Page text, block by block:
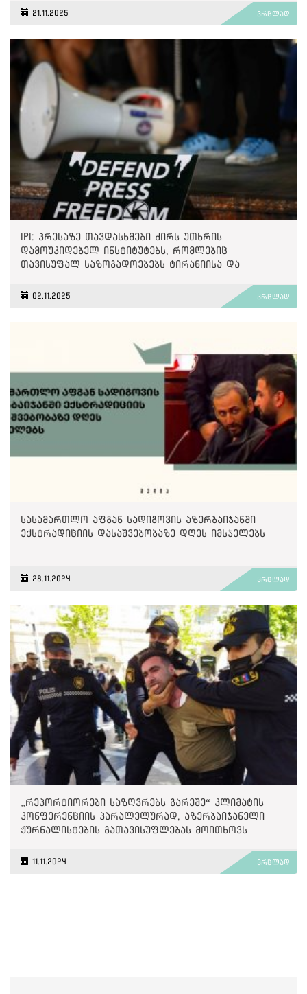
21.11.2025 ვრცლად
IPI: პრესაზე თავდასხმები ძირს უთხრის
დამოუკიდებელ ინსტიტუტებს, რომლებიც
თავისუფალ საზოგადოებებს ტირანიისა და
02.11.2025 ვრცლად
სასამართლო აფგან სადიგოვის აზერბაიჯანში
ექსტრადიციის დასაშვებობაზე დღეს იმსჯელებს
28.11.2024 ვრცლად
„რეპორტიორები საზღვრებს გარეშე“ კლიმატის
კონფერენციის პარალელურად, აზერბაიჯანელი
ჟურნალისტების გათავისუფლებას მოითხოვს
11.11.2024 ვრცლად